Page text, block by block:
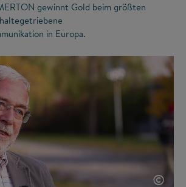
gewinnt Gold beim größten
in Europa.
©